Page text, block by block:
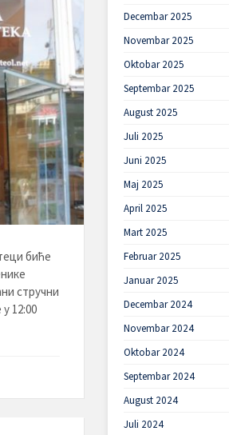
биће
стручни
12:00
Decembar 2025
Novembar 2025
Oktobar 2025
Septembar 2025
August 2025
Juli 2025
Juni 2025
Maj 2025
April 2025
Mart 2025
Februar 2025
Januar 2025
Decembar 2024
Novembar 2024
Oktobar 2024
Septembar 2024
August 2024
Juli 2024